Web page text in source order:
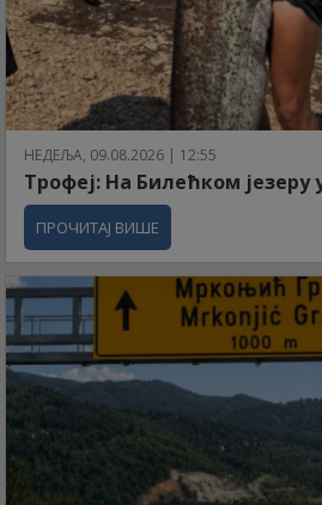
НЕДЕЉА, 09.08.2026 | 12:55
Трофеј: На Билећком
ПРОЧИТАЈ ВИШЕ